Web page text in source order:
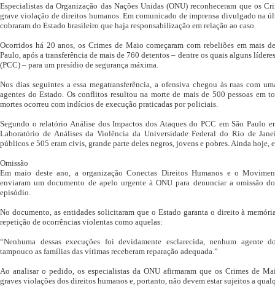
Especialistas da Organização das Nações Unidas (ONU) reconheceram que os
grave violação de direitos humanos. Em comunicado de imprensa divulgado na
cobraram do Estado brasileiro que haja responsabilização em relação ao caso.
Ocorridos há 20 anos, os Crimes de Maio começaram com rebeliões em mais
Paulo, após a transferência de mais de 760 detentos – dentre os quais alguns
(PCC) – para um presídio de segurança máxima.
Nos dias seguintes a essa megatransferência, a ofensiva chegou às ruas com
agentes do Estado. Os conflitos resultou na morte de mais de 500 pessoas em
mortes ocorreu com indícios de execução praticadas por policiais.
Segundo o relatório Análise dos Impactos dos Ataques do PCC em São Paulo
Laboratório de Análises da Violência da Universidade Federal do Rio de
públicos e 505 eram civis, grande parte deles negros, jovens e pobres. Ainda hoje,
Omissão
Em maio deste ano, a organização Conectas Direitos Humanos e o
enviaram um documento de apelo urgente à ONU para denunciar a omissão
episódio.
No documento, as entidades solicitaram que o Estado garanta o direito à
repetição de ocorrências violentas como aquelas:
“Nenhuma dessas execuções foi devidamente esclarecida, nenhum agente
tampouco as famílias das vítimas receberam reparação adequada.”
Ao analisar o pedido, os especialistas da ONU afirmaram que os Crimes de
graves violações dos direitos humanos e, portanto, não devem estar sujeitos a